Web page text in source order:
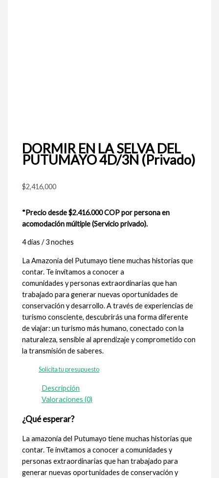
DORMIR EN LA SELVA DEL
PUTUMAYO 4D/3N (Privado)
$2,416,000
*Precio desde $2.416.000 COP por persona en
acomodación múltiple (Servicio privado).
4 días / 3 noches
La Amazonía del Putumayo tiene muchas historias que
contar. Te invitamos a conocer a
comunidades y personas extraordinarias que han
trabajado para generar nuevas oportunidades de
conservación y desarrollo. A través de experiencias de
turismo consciente, descubrirás una forma diferente
de viajar: un turismo más humano, conectado con la
naturaleza, sensible al aprendizaje y comprometido con
la transmisión de saberes.
Solicita tu presupuesto
Descripción
Valoraciones (0)
¿Qué esperar?
La amazonía del Putumayo tiene muchas historias que
contar. Te invitamos a conocer a comunidades y
personas extraordinarias que han trabajado para
generar nuevas oportunidades de conservación y